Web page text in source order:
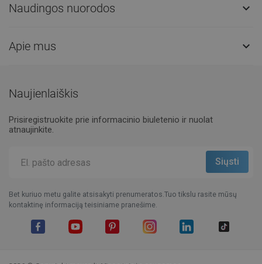
Naudingos nuorodos 
Apie mus 
Naujienlaiškis
Prisiregistruokite prie informacinio biuletenio ir nuolat
atnaujinkite.
Bet kuriuo metu galite atsisakyti prenumeratos.Tuo tikslu rasite mūsų
kontaktinę informaciją teisiniame pranešime.